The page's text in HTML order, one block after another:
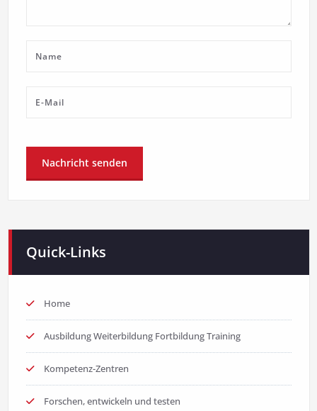
Quick-Links
Home
Ausbildung Weiterbildung Fortbildung Training
Kompetenz-Zentren
Forschen, entwickeln und testen